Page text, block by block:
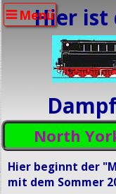
Menü
Hier ist
North
Hier beginnt der
mit dem Sommer